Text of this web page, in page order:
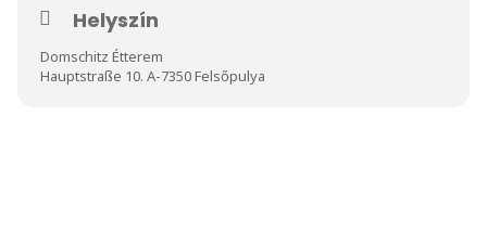
Helyszín
Domschitz Étterem
Hauptstraße 10. A-7350 Felsőpulya